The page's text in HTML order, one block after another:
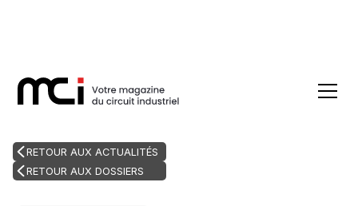
RETOUR AUX ACTUALITÉS
RETOUR AUX DOSSIERS